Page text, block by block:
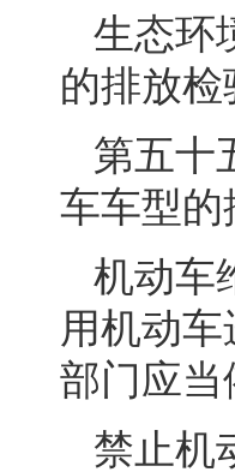
生态环
的排放
第五十
车车型
机动车
用机动
部门应
禁止机